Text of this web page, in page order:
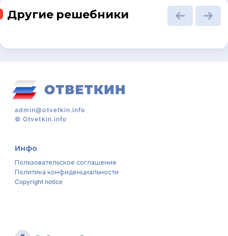
Другие решебники
admin@otvetkin.info
©Otvetkin.info
Инфо
Пользовательское соглашение
Политика конфиденциальности
Copyright notice